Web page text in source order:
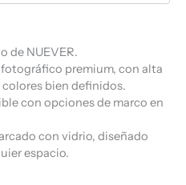
de NUEVER.
premium, con alta
bien definidos.
con opciones de marco en
con vidrio, diseñado
espacio.